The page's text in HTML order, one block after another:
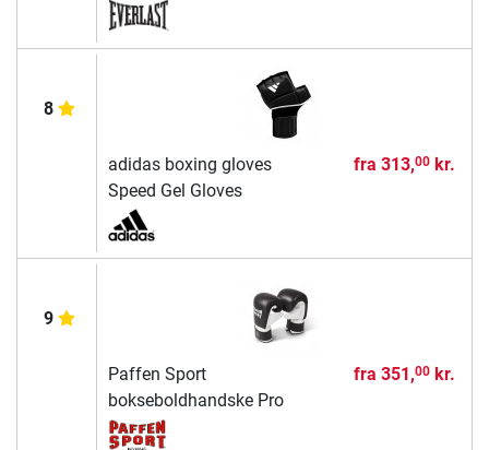
8
adidas boxing gloves
Speed Gel Gloves
fra 313,00kr.
9
Paffen Sport
bokseboldhandske Pro
fra 351,00kr.